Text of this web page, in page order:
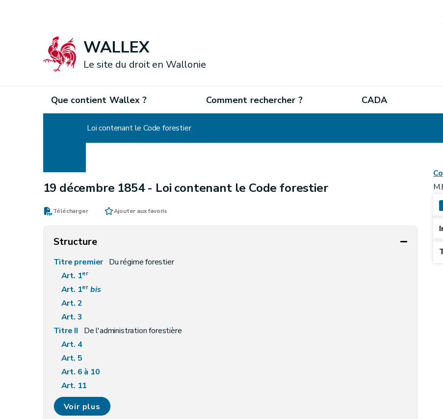
WALLEX
Le site du droit en Wallonie
Que contient Wallex ? Comment rechercher ? CADA
Loi contenant le Code forestier
19 décembre 1854 - Loi contenant le Code forestier
Télécharger Ajouter aux favoris
Structure
Titre premier Du régime forestier
Art. 1er
Art. 1er bis
Art. 2
Art. 3
Titre II
De l'administration forestière
Art. 4
Art. 5
Art. 6 à 10
Art. 11
Art. 12
Art. 13
Voir plus